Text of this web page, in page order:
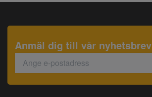
Anmäl dig till vår nyhetsbrev